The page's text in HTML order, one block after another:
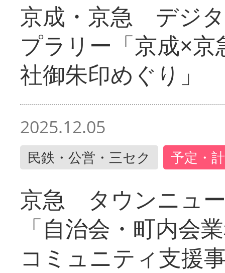
京成・京急 デジ
プラリー「京成×
社御朱印めぐり」
2025.12.05
民鉄・公営・三セク 予定・
京急 タウンニュ
「自治会・町内会
コミュニティ支援